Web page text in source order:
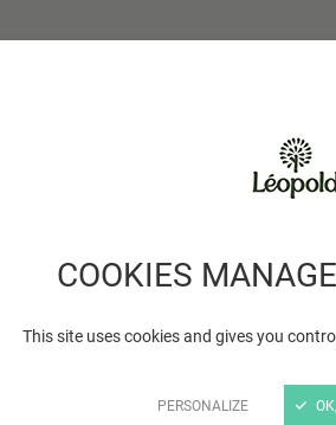
COOKIES
This site uses cookies and gives you
PERSONALIZE